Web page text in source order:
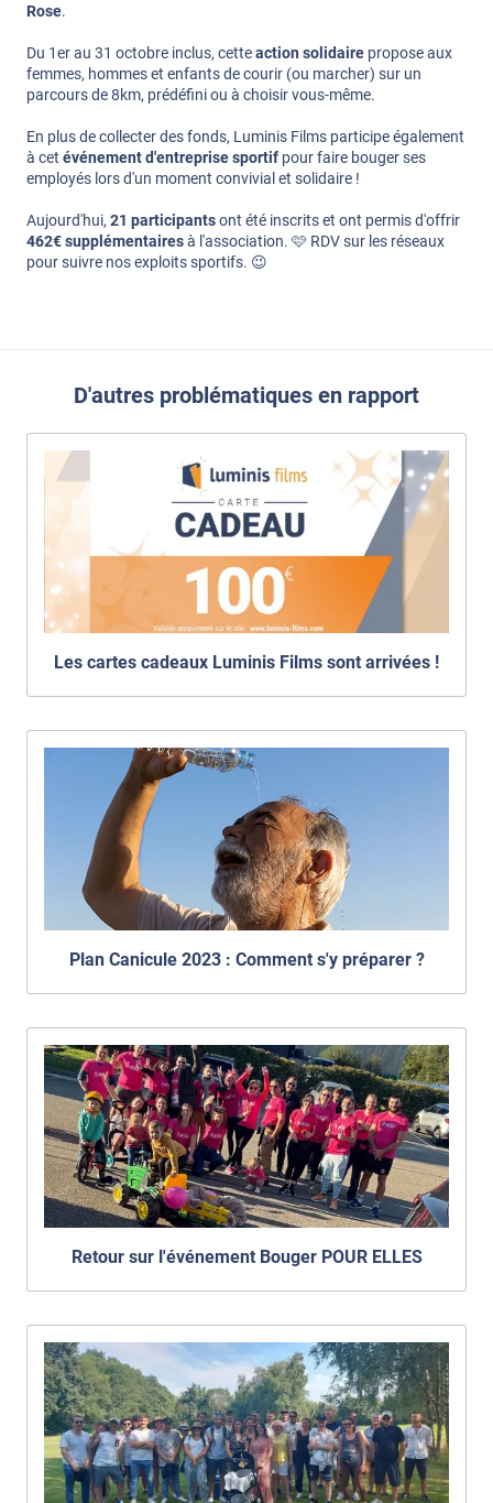
Rose.
Du 1er au 31 octobre inclus, cetteaction solidaire propose aux
femmes, hommes et enfants de courir (ou marcher) sur un
parcours de 8km, prédéfini ou à choisir vous-même.
En plus de collecter des fonds, Luminis Films participe également
à cet événement d'entreprise sportif pour faire bouger ses
employés lors d'un moment convivial et solidaire !
Aujourd'hui, 21 participantsont été inscrits et ont permis d'offrir
462€ supplémentairesà l'association. 🩷 RDV sur les réseaux
pour suivre nos exploits sportifs. 😉
D'autres problématiques en rapport
Les cartes cadeaux Luminis Films sont arrivées !
Plan Canicule 2023 : Comment s'y préparer ?
Retour sur l'événement Bouger POUR ELLES